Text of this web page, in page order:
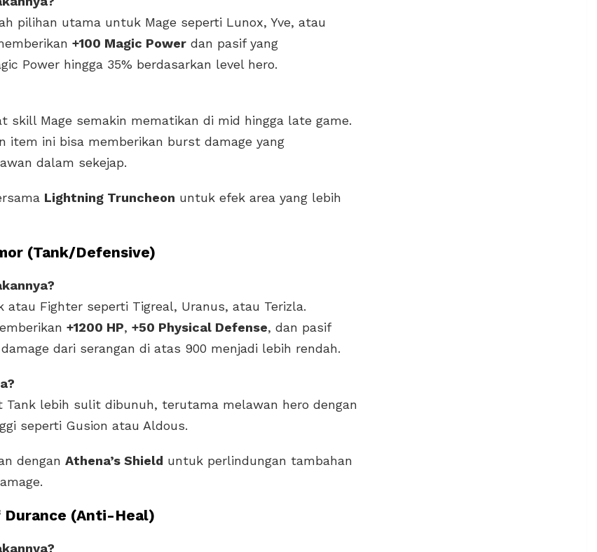
pilihan utama untuk Mage seperti Lunox, Yve, atau
+100 Magic Power dan pasif yang
Power hingga 35% berdasarkan level hero.
skill Mage semakin mematikan di mid hingga late game.
item ini bisa memberikan burst damage yang
dalam sekejap.
Lightning Truncheon untuk efek area yang lebih
(Tank/Defensive)
atau Fighter seperti Tigreal, Uranus, atau Terizla.
+1200 HP, +50 Physical Defense, dan pasif
dari serangan di atas 900 menjadi lebih rendah.
Tank lebih sulit dibunuh, terutama melawan hero dengan
seperti Gusion atau Aldous.
dengan Athena’s Shield untuk perlindungan tambahan
Durance (Anti-Heal)